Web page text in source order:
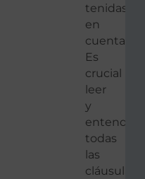
tenidas
en
cuenta.
Es
crucial
leer
y
entender
todas
las
cláusulas